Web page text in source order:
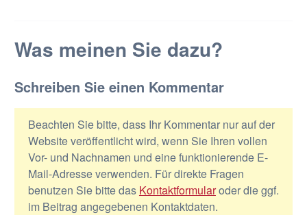
Was meinen Sie dazu?
Schreiben Sie einen Kommentar
Beachten Sie bitte, dass Ihr Kommentar nur auf der
Website veröffentlicht wird, wenn Sie Ihren vollen
Vor- und Nachnamen und eine funktionierende E-
Mail-Adresse verwenden. Für direkte Fragen
benutzen Sie bitte das Kontaktformularoder die ggf.
im Beitrag angegebenen Kontaktdaten.